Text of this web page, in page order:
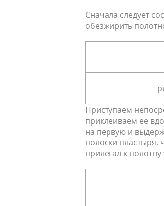
Сначала следует
обезжирить
Приступаем
приклеиваем ее
на первую и
полоски пластыря,
прилегал к